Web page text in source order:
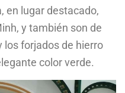
en lugar destacado,
y también son de
los forjados de hierro
color verde.